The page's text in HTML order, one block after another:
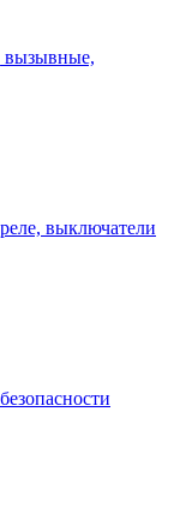
вызывные,
выключатели